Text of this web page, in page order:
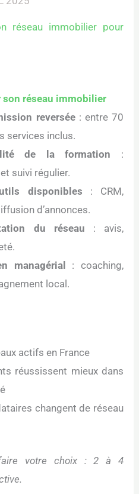
réseau immobilier pour
réseau immobilier
reversée: entre 70
services inclus.
de la formation :
suivi régulier.
disponibles : CRM,
d’annonces.
du réseau : avis,
managérial
: coaching,
local.
actifs en France
réussissent mieux dans
changent de réseau
votre choix : 2 à 4